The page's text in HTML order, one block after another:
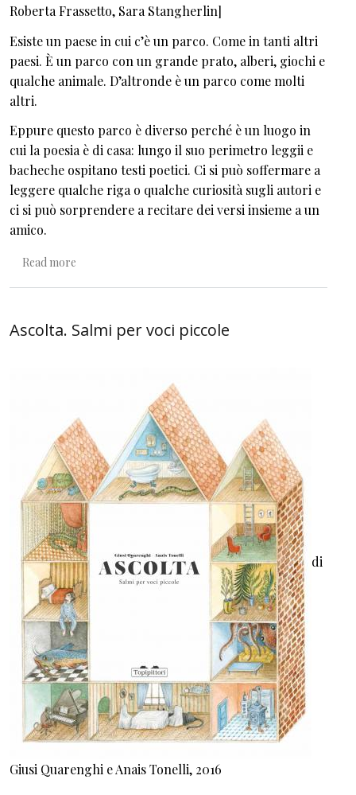
Roberta Frassetto, Sara Stangherlin]
Esiste un paese in cui c’è un parco. Come in tanti altri
paesi. È un parco con un grande prato, alberi, giochi e
qualche animale. D’altronde è un parco come molti
altri.
Eppure questo parco è diverso perché è un luogo in
cui la poesia è di casa: lungo il suo perimetro leggii e
bacheche ospitano testi poetici. Ci si può soffermare a
leggere qualche riga o qualche curiosità sugli autori e
ci si può sorprendere a recitare dei versi insieme a un
amico.
Read more
Ascolta. Salmi per voci piccole
di
Giusi Quarenghi e Anais Tonelli, 2016